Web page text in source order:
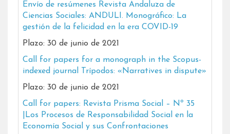
Envío de resúmenes Revista Andaluza de
Ciencias Sociales: ANDULI. Monográfico: La
gestión de la felicidad en la era COVID-19
Plazo: 30 de junio de 2021
Call for papers for a monograph in the Scopus-
indexed journal Trípodos: «Narratives in dispute»
Plazo: 30 de junio de 2021
Call for papers: Revista Prisma Social – Nº 35
|Los Procesos de Responsabilidad Social en la
Economía Social y sus Confrontaciones